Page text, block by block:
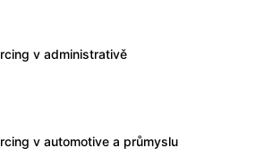
v administrativě
v automotive a průmyslu